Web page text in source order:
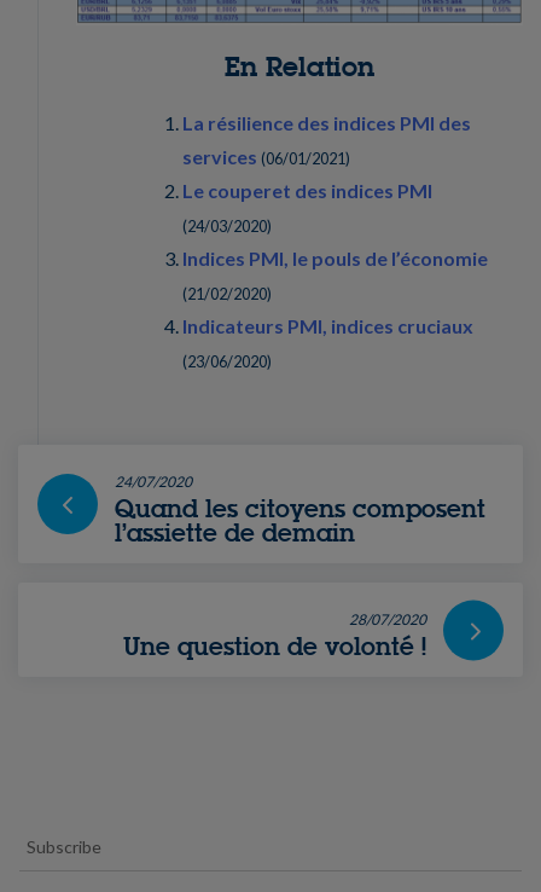
En Relation
La résilience des indices PMI des
services (06/01/2021)
Le couperet des indices PMI
(24/03/2020)
Indices PMI, le pouls de l’économie
(21/02/2020)
Indicateurs PMI, indices cruciaux
(23/06/2020)
24/07/2020
Quand les citoyens composent
l’assiette de demain
28/07/2020
Une question de volonté !
Subscribe